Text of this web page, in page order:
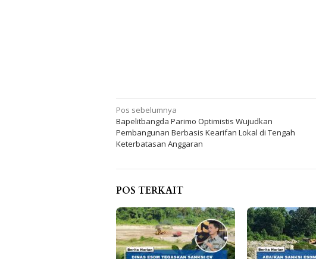
Navigasi
pos
Pos sebelumnya
Bapelitbangda Parimo Optimistis Wujudkan
Pembangunan Berbasis Kearifan Lokal di Tengah
Keterbatasan Anggaran
POS TERKAIT